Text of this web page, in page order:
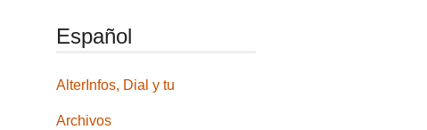
Español
AlterInfos, Dial y tu
Archivos